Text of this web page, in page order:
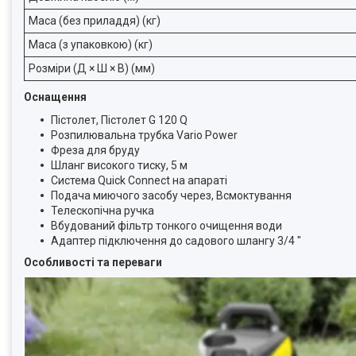
Маса (без приладдя) (кг)
Маса (з упаковкою) (кг)
Розміри (Д × Ш × В) (мм)
Оснащення
Пістолет, Пістолет G 120 Q
Розпилювальна трубка Vario Power
Фреза для бруду
Шланг високого тиску, 5 м
Система Quick Connectна апараті
Подача миючого засобу через, Всмоктування
Телескопічна ручка
Вбудований фільтр тонкого очищення води
Адаптер підключення до садового шлангу 3/4 "
Особливості та переваги